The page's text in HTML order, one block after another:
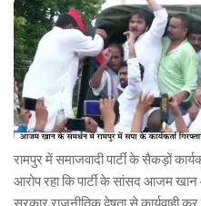
रामपुर में समाजवादी पार्टी के सैकड़ों
आरोप रहा कि पार्टी के सांसद आजम